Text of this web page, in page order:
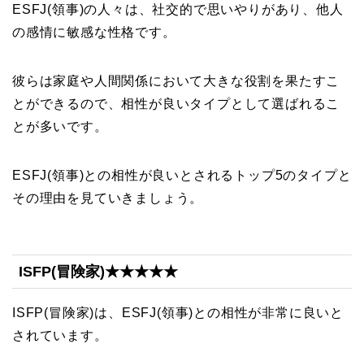
ESFJ(領事)の人々は、社交的で思いやりがあり、他人
の感情に敏感な性格です。
彼らは家庭や人間関係において大きな役割を果たすこ
とができるので、相性が良いタイプとして選ばれるこ
とが多いです。
ESFJ(領事)との相性が良いとされるトップ5のタイプと
その理由を見ていきましょう。
ISFP(冒険家)★★★★★
ISFP(冒険家)は、ESFJ(領事)との相性が非常に良いと
されています。